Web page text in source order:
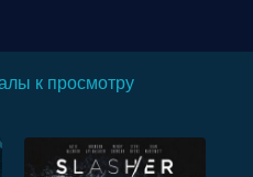
к просмотру